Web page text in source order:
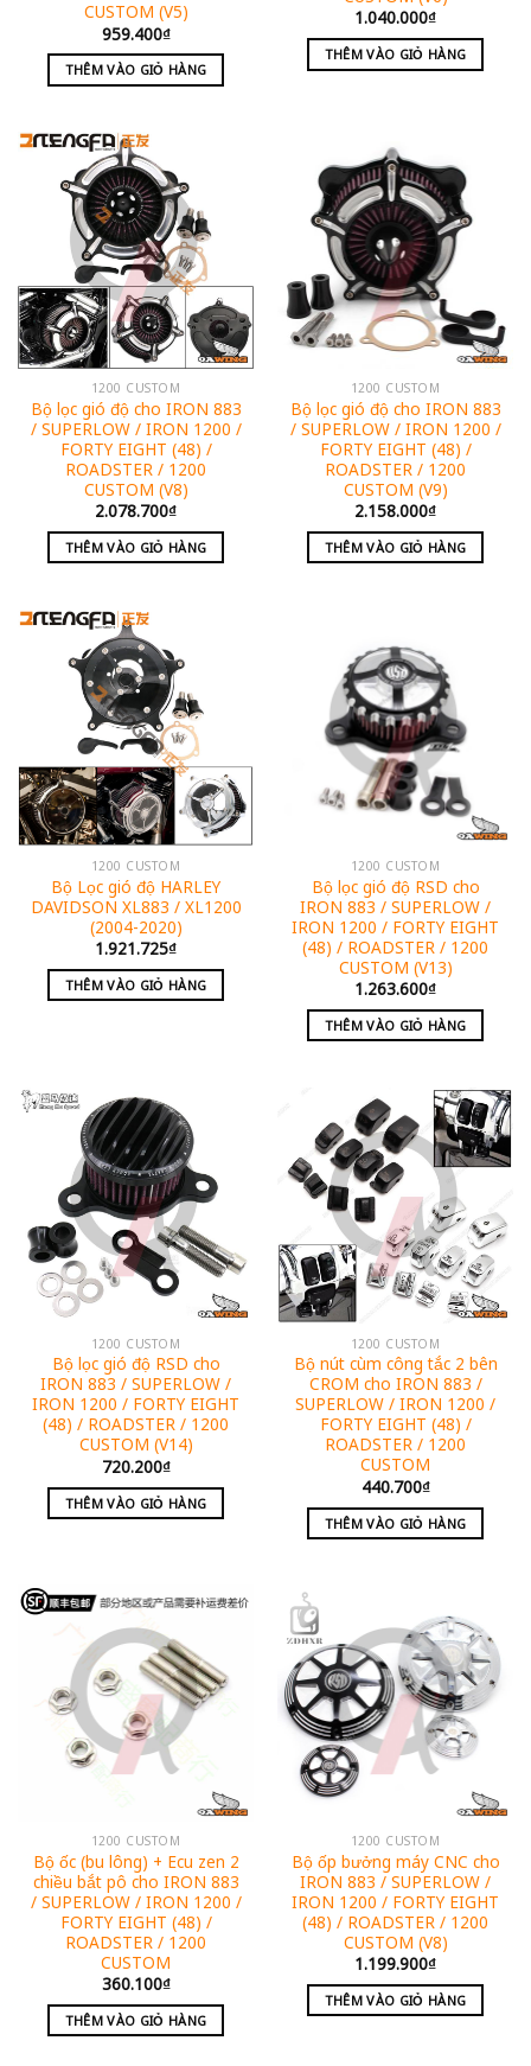
CUSTOM (V5)
959.400₫
THÊM VÀO GIỎ HÀNG
1.040.000₫
THÊM VÀO GIỎ HÀNG
1200 CUSTOM
Bộ lọc gió độ cho IRON 883
/ SUPERLOW / IRON 1200 /
FORTY EIGHT (48) /
ROADSTER / 1200
CUSTOM (V8)
2.078.700₫
THÊM VÀO GIỎ HÀNG
1200 CUSTOM
Bộ lọc gió độ cho IRON 883
/ SUPERLOW / IRON 1200 /
FORTY EIGHT (48) /
ROADSTER / 1200
CUSTOM (V9)
2.158.000₫
THÊM VÀO GIỎ HÀNG
1200 CUSTOM
Bộ Lọc gió độ HARLEY
DAVIDSON XL883 / XL1200
(2004-2020)
1.921.725₫
THÊM VÀO GIỎ HÀNG
1200 CUSTOM
Bộ lọc gió độ RSD cho
IRON 883 / SUPERLOW /
IRON 1200 / FORTY EIGHT
(48) / ROADSTER / 1200
CUSTOM (V13)
1.263.600₫
THÊM VÀO GIỎ HÀNG
1200 CUSTOM
Bộ lọc gió độ RSD cho
IRON 883 / SUPERLOW /
IRON 1200 / FORTY EIGHT
(48) / ROADSTER / 1200
CUSTOM (V14)
720.200₫
THÊM VÀO GIỎ HÀNG
1200 CUSTOM
Bộ nút cùm công tắc 2 bên
CROM cho IRON 883 /
SUPERLOW / IRON 1200 /
FORTY EIGHT (48) /
ROADSTER / 1200
CUSTOM
440.700₫
THÊM VÀO GIỎ HÀNG
1200 CUSTOM
Bộ ốc (bu lông) + Ecu zen 2
chiều bắt pô cho IRON 883
/ SUPERLOW / IRON 1200 /
FORTY EIGHT (48) /
ROADSTER / 1200
CUSTOM
360.100₫
THÊM VÀO GIỎ HÀNG
1200 CUSTOM
Bộ ốp bưởng máy CNC cho
IRON 883 / SUPERLOW /
IRON 1200 / FORTY EIGHT
(48) / ROADSTER / 1200
CUSTOM (V8)
1.199.900₫
THÊM VÀO GIỎ HÀNG